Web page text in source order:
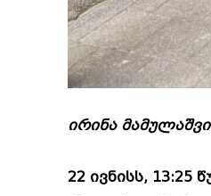
ირინა
22 ივნისს,